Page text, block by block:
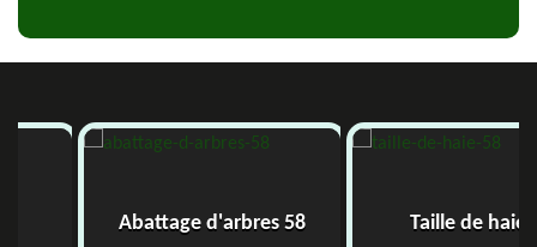
Abattage d'arbres 58 Taille de haie